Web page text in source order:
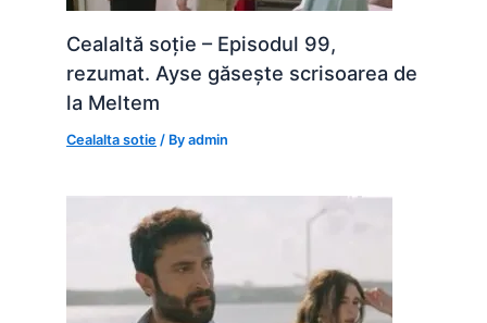
Cealaltă soție – Episodul 99,
rezumat. Ayse găsește scrisoarea de
la Meltem
Cealalta sotie / Byadmin